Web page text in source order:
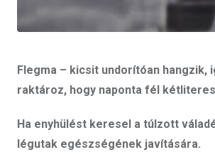
Flegma – kicsit undorítóan
raktároz, hogy naponta fél
Ha enyhülést keresel a túlzott
légutak egészségének javítására.